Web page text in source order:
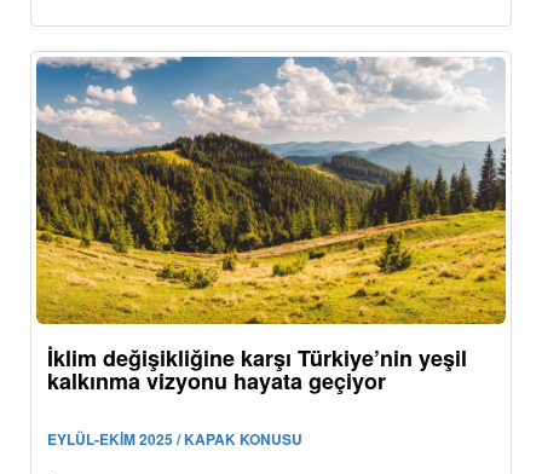
İklim değişikliğine karşı Türkiye’nin yeşil
kalkınma vizyonu hayata geçiyor
EYLÜL-EKİM 2025 / KAPAK KONUSU